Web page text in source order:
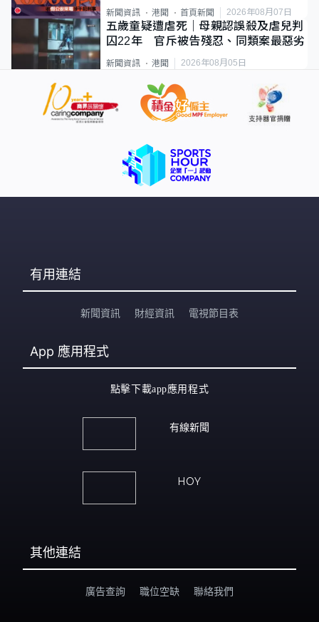
新聞資訊 港聞 首頁新聞 2026年08月07日
五歲童疑遭虐死｜母親認誤殺及虐兒判
囚22年 官斥被告殘忍、同類案最惡劣
新聞資訊 港聞 2026年08月05日
有用連結
新聞資訊 財經資訊 電視節目表
App 應用程式
點擊下載app應用程式
有線新聞
HOY
其他連結
廣告查詢 職位空缺 聯絡我們